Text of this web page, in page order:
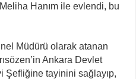
Hanım ile evlendi, bu
Müdürü olarak atanan
Ankara Devlet
Şefliğine tayinini sağlayıp,